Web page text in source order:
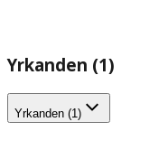
Yrkanden (1)
Yrkanden (1)